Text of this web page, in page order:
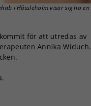
i Hässleholm visar sig ha
för att utredas av
Annika